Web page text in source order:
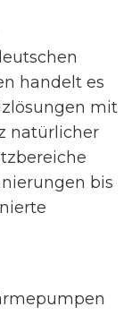
handelt es
mit
natürlicher
bis